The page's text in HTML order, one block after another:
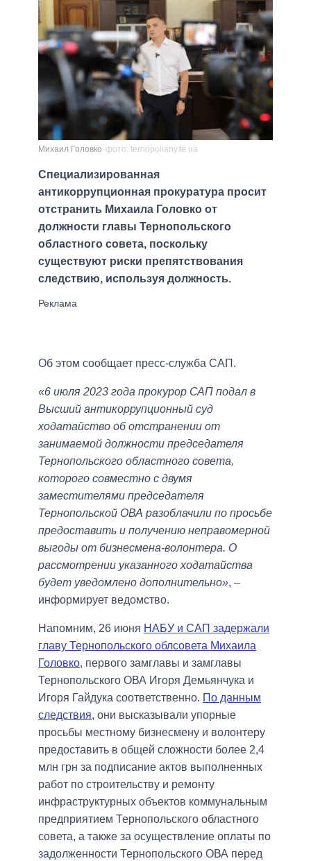
Михаил Головко фото: ternopoliany.te.ua
Специализированная
антикоррупционная прокуратура просит
отстранить Михаила Головко от
должности главы Тернопольского
областного совета, поскольку
существуют риски препятствования
следствию, используя должность.
Об этом сообщает пресс-служба САП.
«6 июля 2023 года прокурор САП подал в
Высший антикоррупционный суд
ходатайство об отстранении от
занимаемой должности председателя
Тернопольского областного совета,
которого совместно с двумя
заместителями председателя
Тернопольской ОВА разоблачили по просьбе
предоставить и получению неправомерной
выгоды от бизнесмена-волонтера. О
рассмотрении указанного ходатайства
будет уведомлено дополнительно», –
информирует ведомство.
Напомним, 26 июня НАБУ и САП задержали
главу Тернопольского облсовета Михаила
Головко, первого замглавы и замглавы
Тернопольского ОВА Игоря Демьянчука и
Игоря Гайдука соответственно. По данным
следствия, они высказывали упорные
просьбы местному бизнесмену и волонтеру
предоставить в общей сложности более 2,4
млн грн за подписание актов выполненных
работ по строительству и ремонту
инфраструктурных объектов коммунальным
предприятием Тернопольского областного
совета, а также за осуществление оплаты по
задолженности Тернопольского ОВА перед